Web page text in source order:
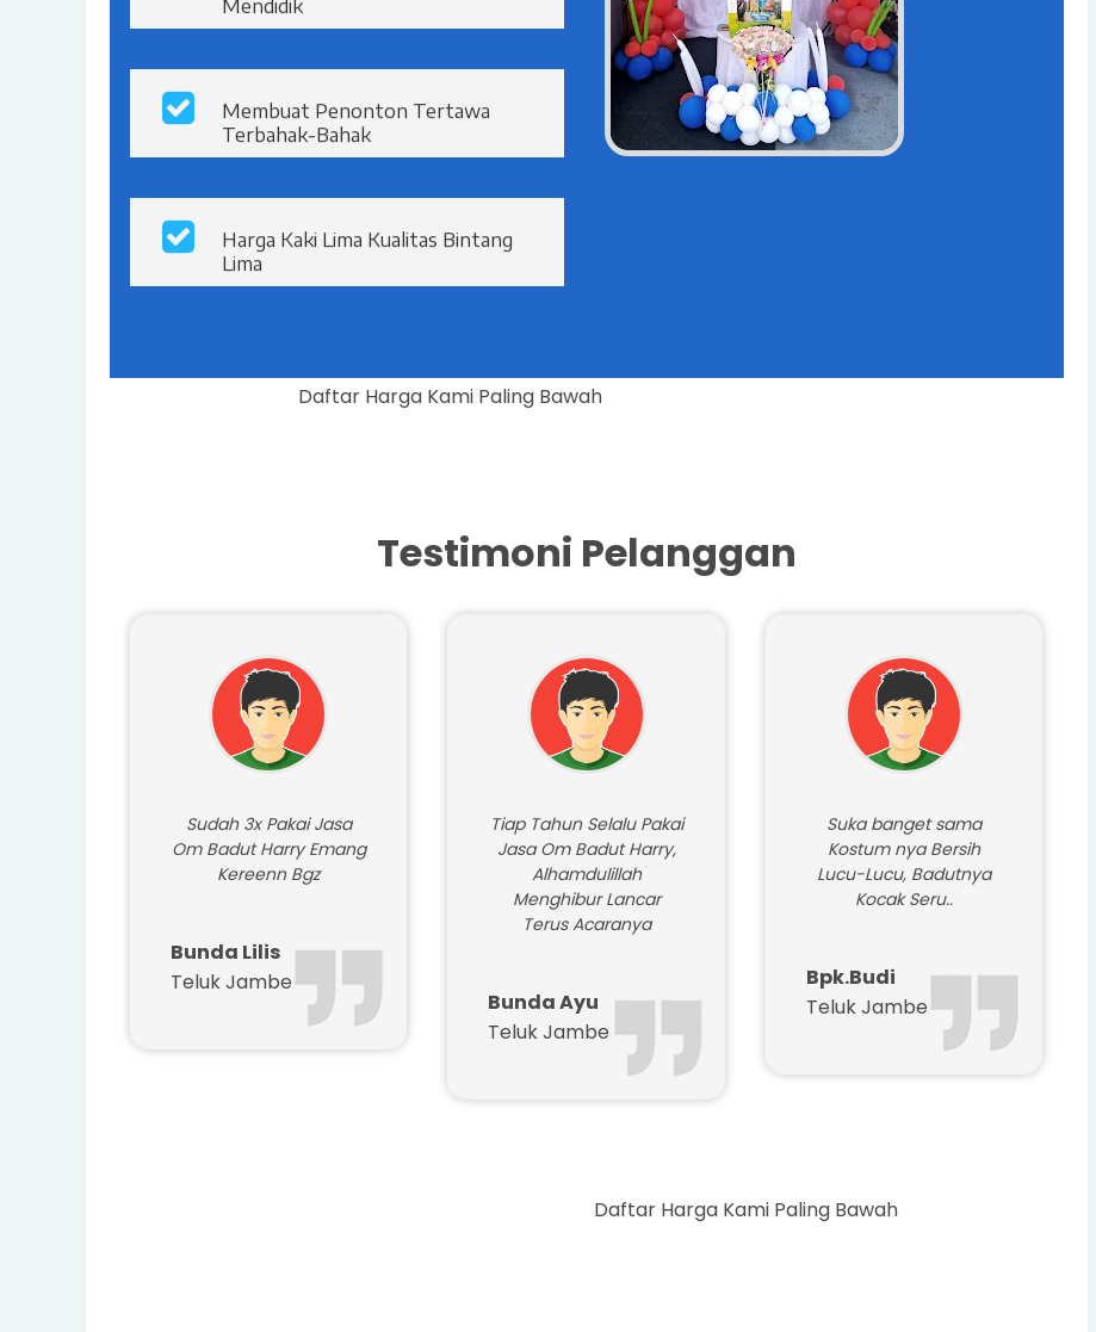
Mc Lucu Berpengalaman &
Membuat Penonton Tertawa
Harga Kaki Lima Kualitas Bintang
Daftar Harga Kami Paling Bawah
Testimoni Pelanggan
Sudah 3x Pakai Jasa
Om Badut Harry Emang
Kereenn Bgz
Bunda Lilis
Teluk Jambe
Tiap Tahun Selalu Pakai
Jasa Om Badut Harry,
Alhamdulillah
Menghibur Lancar
Terus Acaranya
Bunda Ayu
Teluk Jambe
Suka banget sama
Kostum nya Bersih
Lucu-Lucu, Badutnya
Kocak Seru..
Bpk.Budi
Teluk Jambe
Daftar Harga Kami Paling Bawah